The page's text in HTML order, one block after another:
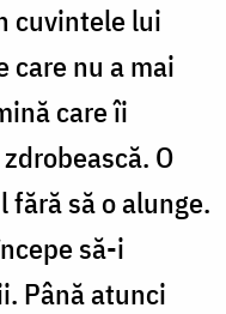
cuvintele lui
care nu a mai
care îi
O
fără să o alunge.
să-i
Până atunci